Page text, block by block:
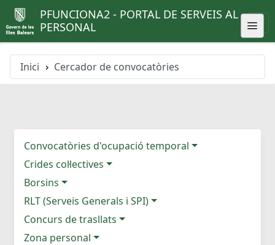
PFUNCIONA2 - PORTAL DE SERVEIS AL
PERSONAL
Inici Cercador de convocatòries
Convocatòries d'ocupació temporal
Crides col·lectives
Borsins
RLT (Serveis Generals i SPI)
Concurs de trasllats
Zona personal